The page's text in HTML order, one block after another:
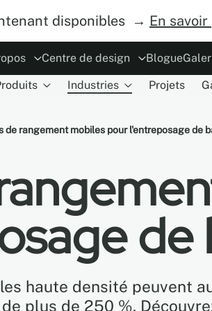
disponibles → En
Devenez un distributeurGarantie
Centre de design
Planificateur MoDraw Partenariats
Blogue
Industries Projets
de rangement mobiles pour l'entreposage de
de
haute densité peuvent
plus de 250 %.